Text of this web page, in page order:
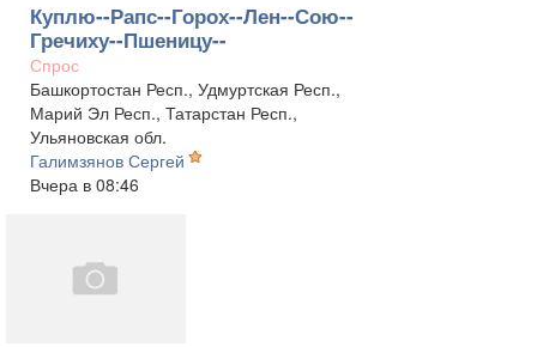
Куплю--Рапс--Горох--Лен--Сою--
Гречиху--Пшеницу--
Спрос
Башкортостан Респ., Удмуртская Респ.,
Марий Эл Респ., Татарстан Респ.,
Ульяновская обл.
Галимзянов Сергей
Вчера в 08:46